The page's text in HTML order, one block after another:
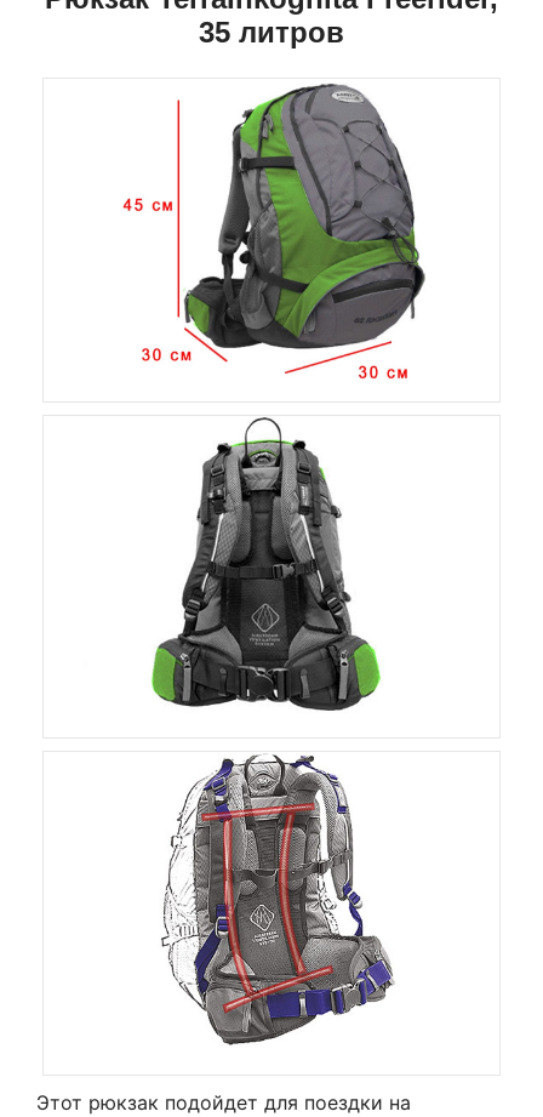
35 литров
Этот рюкзак подойдет для поездки на